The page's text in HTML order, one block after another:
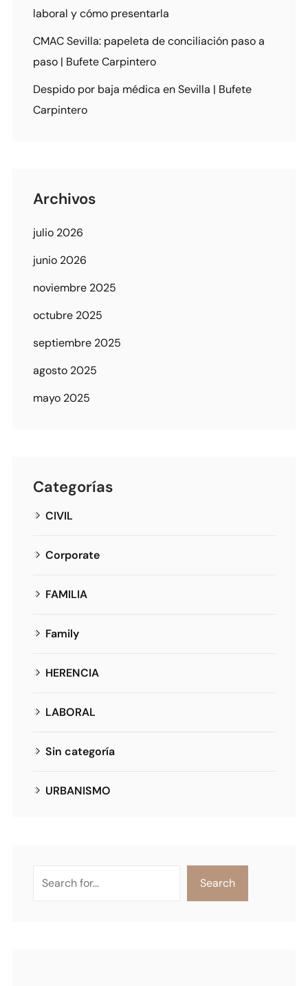
laboral y cómo presentarla
CMAC Sevilla: papeleta de conciliación paso a
paso | Bufete Carpintero
Despido por baja médica en Sevilla | Bufete
Carpintero
Archivos
julio 2026
junio 2026
noviembre 2025
octubre 2025
septiembre 2025
agosto 2025
mayo 2025
Categorías
CIVIL
Corporate
FAMILIA
Family
HERENCIA
LABORAL
Sin categoría
URBANISMO
Search